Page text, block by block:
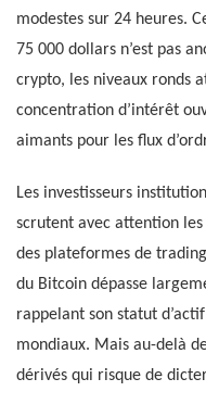
modestes sur 24 heures.
75 000 dollars n’est pas
crypto, les niveaux ronds
concentration d’intérêt
aimants pour les flux
Les investisseurs
scrutent avec attention
des plateformes de
du Bitcoin dépasse
rappelant son statut
mondiaux. Mais au-delà
dérivés qui risque de